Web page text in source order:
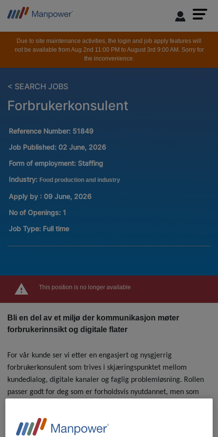
Due to site maintenance activities, the login and job apply features will
not be available from Aug 2nd 11:00 PM to August 3rd 9:00 AM. Sorry for
the inconvenience.
< SEARCH JOBS
Forbrukerkonsulent
Reference Number: 51849
Job Published: 02 June, 2026
Form of employment: Staffing
Industry: Food production and industry
Apply by : 09 June, 2026
No of Openings: 1
Job Type: Full time
This position is no longer available
Bli en del av et miljø der kommunikasjon møter
forbrukerinnsikt og digitale flater
For vår kunde ser vi etter en engasjert og nysgjerrig
forbrukerkonsulent som trives i skjæringspunktet mellom
kundedialog, digitale kanaler og faglig problemløsning. Rollen
passer godt for deg som er forholdsvis nyutdannet, men som
har jobbet tett på mennesker og håndtert henvendelser. Du er
trygg i digital kommunikasjon og har et øye for hvordan dialog